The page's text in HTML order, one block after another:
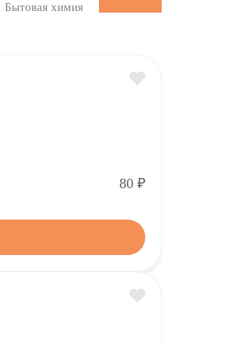
Бытовая химия
80 Р